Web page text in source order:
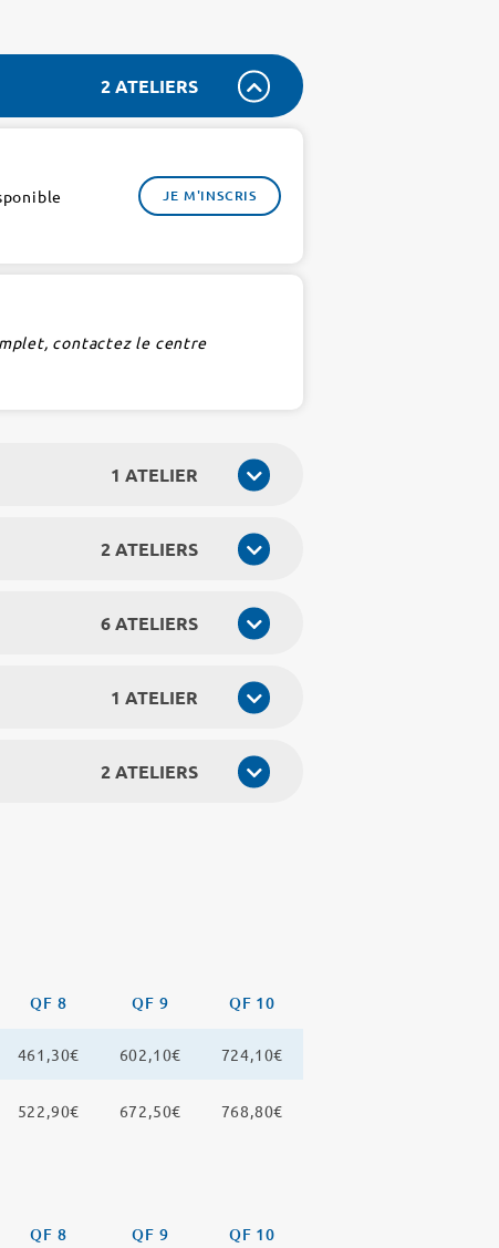
2 ATELIERS
JE M'INSCRIS
contactez le centre
1 ATELIER
2 ATELIERS
6 ATELIERS
1 ATELIER
2 ATELIERS
QF 8 QF 9 QF 10
461,30€ 602,10€ 724,10€
522,90€ 672,50€ 768,80€
QF 8 QF 9 QF 10